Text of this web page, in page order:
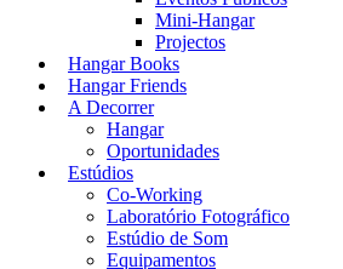
Mini-Hangar
Projectos
Hangar Books
Hangar Friends
A Decorrer
Hangar
Oportunidades
Estúdios
Co-Working
Laboratório Fotográfico
Estúdio de Som
Equipamentos